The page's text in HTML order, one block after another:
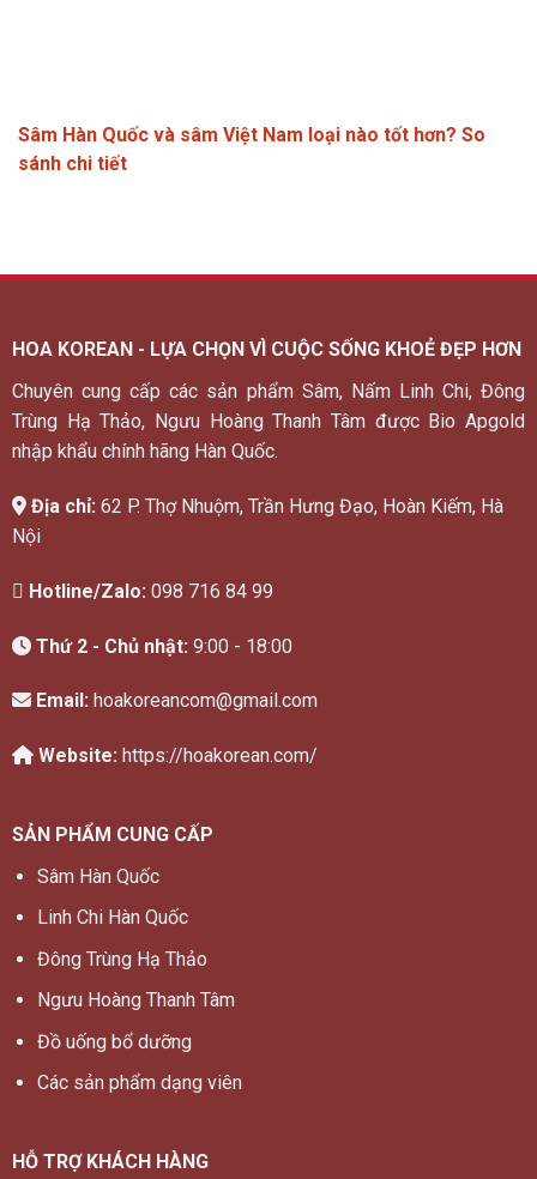
Sâm Hàn Quốc và sâm Việt Nam loại nào tốt hơn? So
sánh chi tiết
HOA KOREAN - LỰA CHỌN VÌ CUỘC SỐNG KHOẺ ĐẸP HƠN
Chuyên cung cấp các sản phẩm Sâm, Nấm Linh Chi, Đông
Trùng Hạ Thảo, Ngưu Hoàng Thanh Tâm được Bio Apgold
nhập khẩu chính hãng Hàn Quốc.
Địa chỉ: 62 P. Thợ Nhuộm, Trần Hưng Đạo, Hoàn Kiếm, Hà
Nội
Hotline/Zalo: 098 716 84 99
Thứ 2 - Chủ nhật: 9:00 - 18:00
Email: hoakoreancom@gmail.com
Website: https://hoakorean.com/
SẢN PHẨM CUNG CẤP
Sâm Hàn Quốc
Linh Chi Hàn Quốc
Đông Trùng Hạ Thảo
Ngưu Hoàng Thanh Tâm
Đồ uống bổ dưỡng
Các sản phẩm dạng viên
HỖ TRỢ KHÁCH HÀNG